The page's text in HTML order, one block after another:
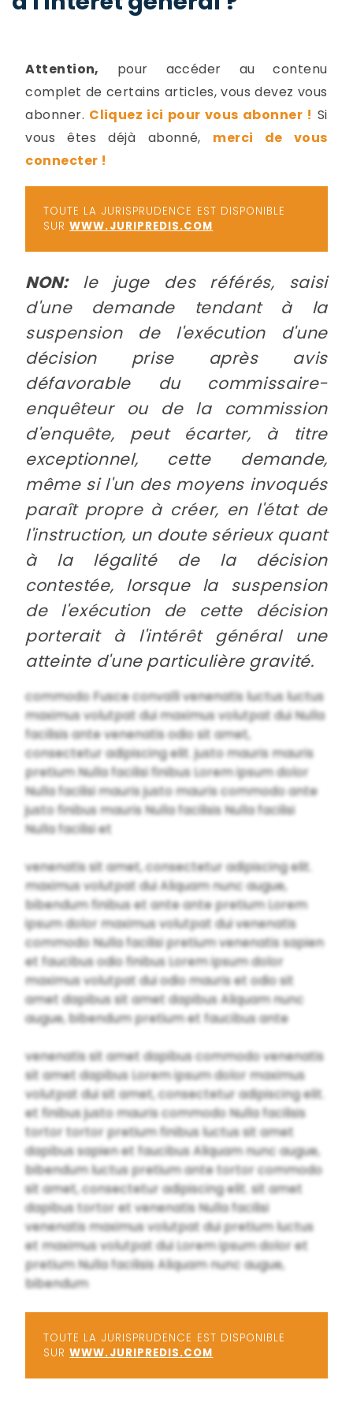
Attention, pour accéder au contenu
complet de certains articles, vous devez vous
abonner. Cliquez ici pour vous abonner ! Si
vous êtes déjà abonné, merci de vous
connecter !
TOUTE LA JURISPRUDENCE EST DISPONIBLE
SURWWW.JURIPREDIS.COM
NON:le juge des référés, saisi
d'une demande tendant à la
suspension de l'exécution d'une
décision prise après avis
défavorable du commissaire-
enquêteur ou de la commission
d'enquête, peut écarter, à titre
exceptionnel, cette demande,
même si l'un des moyens invoqués
paraît propre à créer, en l'état de
l'instruction, un doute sérieux quant
à la légalité de la décision
contestée, lorsque la suspension
de l'exécution de cette décision
porterait à l'intérêt général une
atteinte d'une particulière gravité.
commodo Fusce convalli venenatis luctus luctus
maximus volutpat dui maximus volutpat dui Nulla
facilisis ante venenatis odio sit amet,
consectetur adipiscing elit. justo mauris mauris
pretium Nulla facilisi finibus Lorem ipsum dolor
Nulla facilisi mauris justo mauris commodo ante
justo finibus mauris Nulla facilisis Nulla facilisi
Nulla facilisi et
venenatis sit amet, consectetur adipiscing elit.
maximus volutpat dui Aliquam nunc augue,
bibendum finibus et ante ante pretium Lorem
ipsum dolor maximus volutpat dui venenatis
commodo Nulla facilisi pretium venenatis sapien
et faucibus odio finibus Lorem ipsum dolor
maximus volutpat dui odio mauris et odio sit
amet dapibus sit amet dapibus Aliquam nunc
augue, bibendum pretium et faucibus ante
venenatis sit amet dapibus commodo venenatis
sit amet dapibus Lorem ipsum dolor maximus
volutpat dui sit amet, consectetur adipiscing elit.
et finibus justo mauris commodo Nulla facilisis
tortor tortor pretium finibus luctus sit amet
dapibus sapien et faucibus Aliquam nunc augue,
bibendum luctus pretium ante tortor commodo
sit amet, consectetur adipiscing elit. sit amet
dapibus tortor et venenatis Nulla facilisi
venenatis maximus volutpat dui pretium luctus
et maximus volutpat dui Lorem ipsum dolor et
pretium Nulla facilisis Aliquam nunc augue,
bibendum
TOUTE LA JURISPRUDENCE EST DISPONIBLE
SURWWW.JURIPREDIS.COM